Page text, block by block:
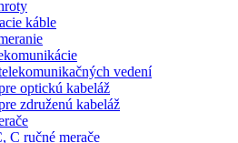
káble
vedení
optickú kabeláž
združenú kabeláž
C ručné merače